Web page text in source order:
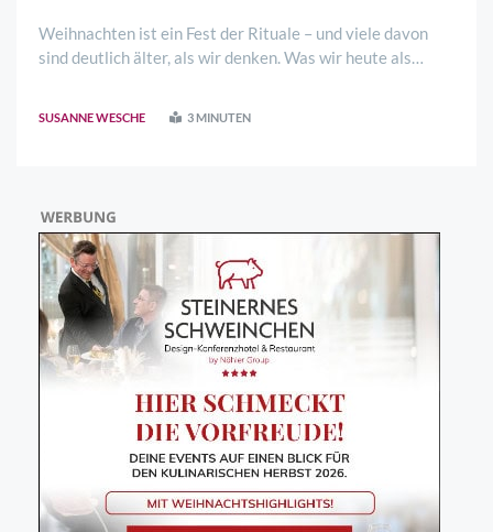
Weihnachten ist ein Fest der Rituale – und viele davon
sind deutlich älter, als wir denken. Was wir heute als
Wohnkultur. Die Bräuche, die jed ..
SUSANNE WESCHE 3 MINUTEN